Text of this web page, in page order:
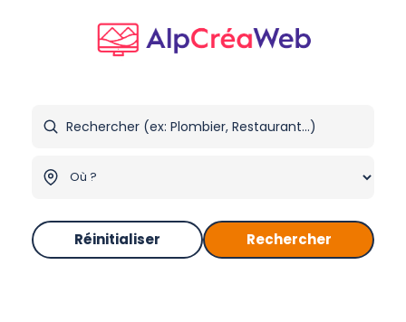
Réinitialiser Rechercher